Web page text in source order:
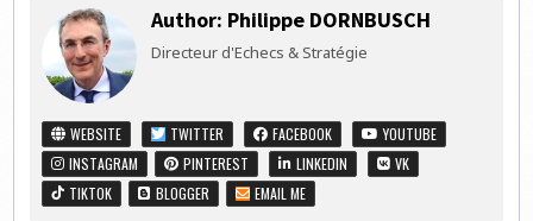
Author: Philippe DORNBUSCH
Directeur d'Echecs & Stratégie
WEBSITE TWITTER FACEBOOK
YOUTUBE
INSTAGRAM
PINTEREST LINKEDIN
VK
TIKTOK
BLOGGER EMAIL ME